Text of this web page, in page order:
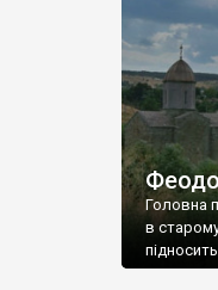
Головна
в